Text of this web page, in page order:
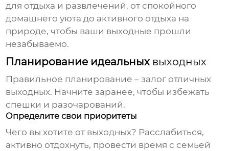
для отдыха и развлечений, от спокойного
домашнего уюта до активного отдыха на
природе, чтобы ваши выходные прошли
незабываемо.
Планирование идеальных выходных
Правильное планирование – залог отличных
выходных. Начните заранее, чтобы избежать
спешки и разочарований.
Определите свои приоритеты
Чего вы хотите от выходных? Расслабиться,
активно отдохнуть, провести время с семьей